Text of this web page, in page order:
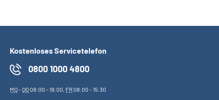
Kostenloses Servicetelefon
0800 1000 4800
MO- DO08:00 - 19:00, FR08:00 - 15:30